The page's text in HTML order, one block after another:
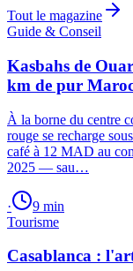
Tout le magazine
Guide & Conseil
Kasbahs de
km de pur
À la borne du centre
rouge se recharge
café à 12 MAD au
2025 — sau…
· 9 min
Tourisme
Casablanca :